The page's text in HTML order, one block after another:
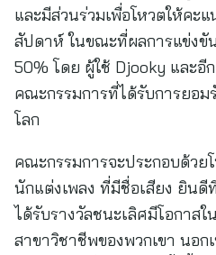
และมีส่วนร่วมเพื่อโหวตให้คะ
สัปดาห์ ในขณะที่ผลการแข่งขั
50% โดย ผู้ใช้ Djooky และอี
คณะกรรมการที่ได้รับการยอ
โลก
คณะกรรมการจะประกอบด้วย
นักแต่งเพลง ที่มีชื่อเสียง ยินดี
ได้รับรางวัลชนะเลิศมีโอกาส
สาขาวิชาชีพของพวกเขา นอ